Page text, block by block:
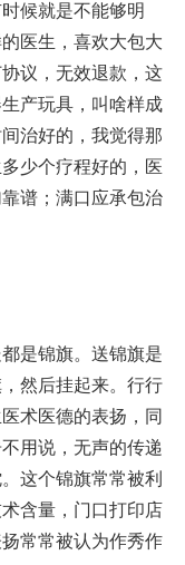
候就是不能够明
医生，喜欢大包大
议，无效退款，这
产玩具，叫啥样成
治好的，我觉得那
少个疗程好的，医
谱；满口应承包治
是锦旗。送锦旗是
然后挂起来。行行
术医德的表扬，同
用说，无声的传递
这个锦旗常常被利
含量，门口打印店
常常被认为作秀作